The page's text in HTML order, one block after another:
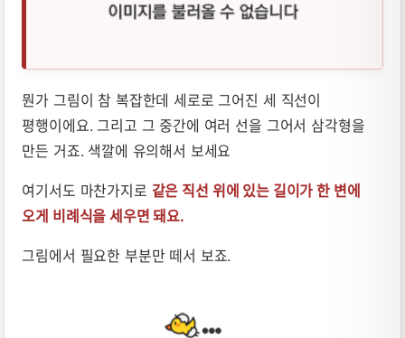
뭔가 그림이 참 복잡한데 세로로 그어진 세 직선이
평행이에요. 그리고 그 중간에 여러 선을 그어서 삼각형을
만든 거죠. 색깔에 유의해서 보세요
여기서도 마찬가지로 같은 직선 위에 있는 길이가 한 변에
오게 비례식을 세우면 돼요.
그림에서 필요한 부분만 떼서 보죠.